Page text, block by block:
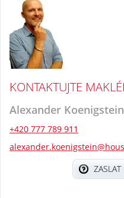
KONTAKTUJTE
Alexander Koenigstein
+420 777 789 911